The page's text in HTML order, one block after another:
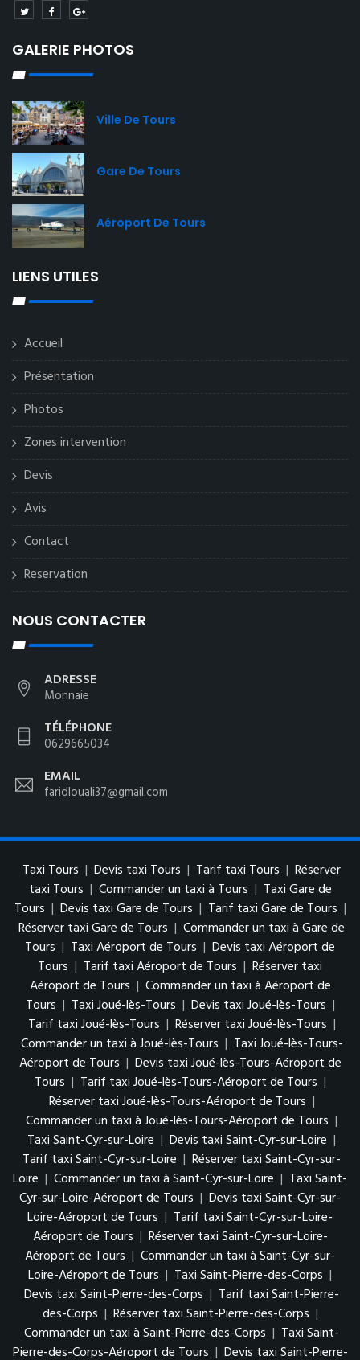
GALERIE PHOTOS
Ville De Tours
Gare De Tours
Aéroport De Tours
LIENS UTILES
Accueil
Présentation
Photos
Zones intervention
Devis
Avis
Contact
Reservation
NOUS CONTACTER
ADRESSE
Monnaie
TÉLÉPHONE
0629665034
EMAIL
faridlouali37@gmail.com
Taxi Tours | Devis taxi Tours | Tarif taxi Tours | Réserver
taxi Tours | Commander un taxi à Tours | Taxi Gare de
Tours | Devis taxi Gare de Tours | Tarif taxi Gare de Tours |
Réserver taxi Gare de Tours | Commander un taxi à Gare de
Tours | Taxi Aéroport de Tours | Devis taxi Aéroport de
Tours | Tarif taxi Aéroport de Tours | Réserver taxi
Aéroport de Tours | Commander un taxi à Aéroport de
Tours | Taxi Joué-lès-Tours | Devis taxi Joué-lès-Tours |
Tarif taxi Joué-lès-Tours | Réserver taxi Joué-lès-Tours |
Commander un taxi à Joué-lès-Tours | Taxi Joué-lès-Tours-
Aéroport de Tours | Devis taxi Joué-lès-Tours-Aéroport de
Tours | Tarif taxi Joué-lès-Tours-Aéroport de Tours |
Réserver taxi Joué-lès-Tours-Aéroport de Tours |
Commander un taxi à Joué-lès-Tours-Aéroport de Tours |
Taxi Saint-Cyr-sur-Loire | Devis taxi Saint-Cyr-sur-Loire |
Tarif taxi Saint-Cyr-sur-Loire | Réserver taxi Saint-Cyr-sur-
Loire | Commander un taxi à Saint-Cyr-sur-Loire | Taxi Saint-
Cyr-sur-Loire-Aéroport de Tours | Devis taxi Saint-Cyr-sur-
Loire-Aéroport de Tours | Tarif taxi Saint-Cyr-sur-Loire-
Aéroport de Tours | Réserver taxi Saint-Cyr-sur-Loire-
Aéroport de Tours | Commander un taxi à Saint-Cyr-sur-
Loire-Aéroport de Tours | Taxi Saint-Pierre-des-Corps |
Devis taxi Saint-Pierre-des-Corps | Tarif taxi Saint-Pierre-
des-Corps | Réserver taxi Saint-Pierre-des-Corps |
Commander un taxi à Saint-Pierre-des-Corps | Taxi Saint-
Pierre-des-Corps-Aéroport de Tours | Devis taxi Saint-Pierre-